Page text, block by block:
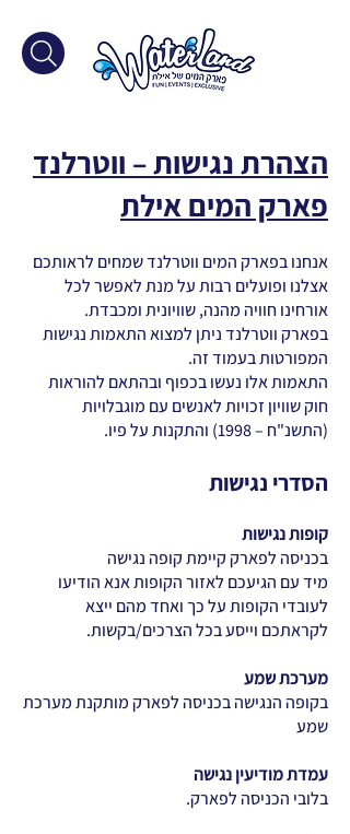
הצהרת נגישות – ווטרלנד
פארק המים אילת
אנחנו בפארק המים ווטרלנד שמחים לראותכם
אצלנו ופועלים רבות על מנת לאפשר לכל
אורחינו חוויה מהנה, שוויונית ומכבדת.
בפארק ווטרלנד ניתן למצוא התאמות נגישות
המפורטות בעמוד זה.
התאמות אלו נעשו בכפוף ובהתאם להוראות
חוק שוויון זכויות לאנשים עם מוגבלויות
(התשנ"ח – 1998) והתקנות על פיו.
הסדרי נגישות
קופות נגישות
בכניסה לפארק קיימת קופה נגישה
מיד עם הגיעכם לאזור הקופות אנא הודיעו
לעובדי הקופות על כך ואחד מהם ייצא
לקראתכם וייסע בכל הצרכים/בקשות.
מערכת שמע
בקופה הנגישה בכניסה לפארק מותקנת מערכת
שמע
עמדת מודיעין נגישה
בלובי הכניסה לפארק.